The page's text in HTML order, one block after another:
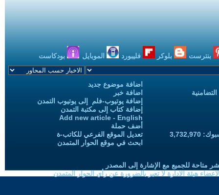
بنترست بلوكر فليبورد الموبايل بودكاست
اضافة موضوع جديد
اضافة خبر
إضافة يوتيوب-فلم إلى يوتيوب التمدن
إضافة كتاب إلى مكتبة التمدن
Add new article - English
أضف حملة
تعديل الموقع الفرعي للكاتب-ة
ابحث في موقع الحوار المتمدن
متاحة للجميع مع الإشارة إلى المصدر
هيئة الادارة لا تعبر بالضرورة عن رأي الحوار المتمدن